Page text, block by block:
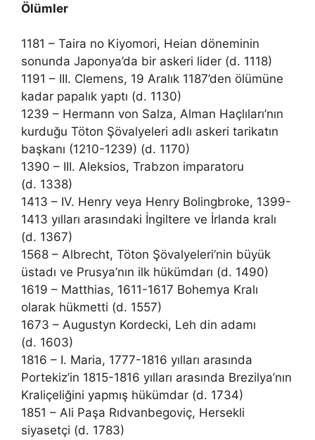
Ölümler
1181 – Taira no Kiyomori, Heian döneminin
sonunda Japonya’da bir askeri lider (d. 1118)
1191 – III. Clemens, 19 Aralık 1187’den ölümüne
kadar papalık yaptı (d. 1130)
1239 – Hermann von Salza, Alman Haçlıları’nın
kurduğu Töton Şövalyeleri adlı askeri tarikatın
başkanı (1210-1239) (d. 1170)
1390 – III. Aleksios, Trabzon imparatoru
(d. 1338)
1413 – IV. Henry veya Henry Bolingbroke, 1399-
1413 yılları arasındaki İngiltere ve İrlanda kralı
(d. 1367)
1568 – Albrecht, Töton Şövalyeleri’nin büyük
üstadı ve Prusya’nın ilk hükümdarı (d. 1490)
1619 – Matthias, 1611-1617 Bohemya Kralı
olarak hükmetti (d. 1557)
1673 – Augustyn Kordecki, Leh din adamı
(d. 1603)
1816 – I. Maria, 1777-1816 yılları arasında
Portekiz’in 1815-1816 yılları arasında Brezilya’nın
Kraliçeliğini yapmış hükümdar (d. 1734)
1851 – Ali Paşa Rıdvanbegoviç, Hersekli
siyasetçi (d. 1783)